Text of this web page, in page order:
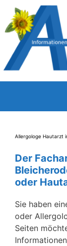
Zum
Inhalt
springen
Allergologe Hautarzt
Der
oder
Sie haben
oder
Seiten